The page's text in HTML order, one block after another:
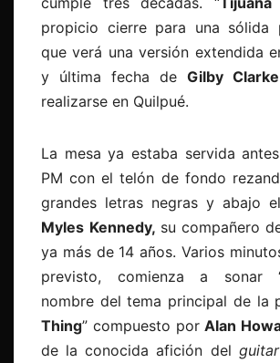
propicio cierre para una sólida
que verá una versión extendida
y última fecha de Gilby Clarke
realizarse en Quilpué.
La mesa ya estaba servida
PM con el telón de fondo
grandes letras negras y abajo
Myles Kennedy, su compañero
ya más de 14 años. Varios
previsto, comienza a sonar
nombre del tema principal de la
Thing” compuesto porAlan
de la conocida afición del